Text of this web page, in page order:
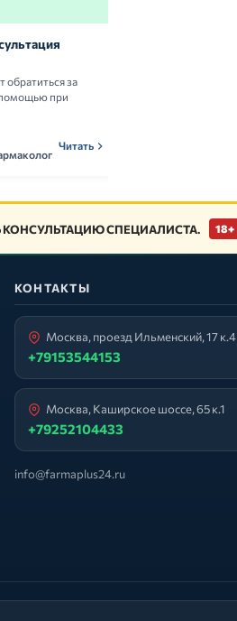
обратиться за
при
Читать
СПЕЦИАЛИСТА. 18+
КОНТАКТЫ
Москва, проезд Ильменский, 17 к.4
+79153544153
Москва, Каширское шоссе, 65 к.1
+79252104433
info@farmaplus24.ru